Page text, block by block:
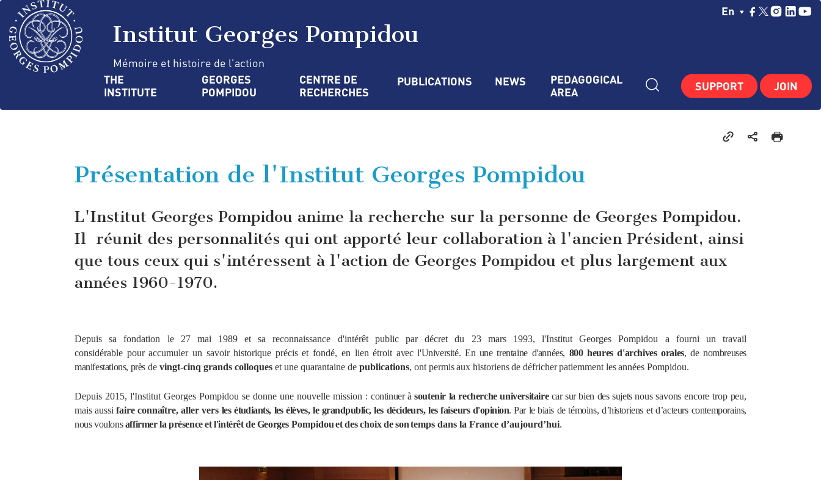
Skip
main
content
Choisissez Votre
En
Institut Georges Pompidou
Mémoire et histoire de l'action
Navigation
principale
THE
INSTITUTE
GEORGES
POMPIDOU
CENTRE DE
RECHERCHES
PUBLICATIONS NEWS
PEDAGOGICAL
AREA
SUPPORT JOIN
Présentation de l'Institut Georges Pompidou
L'Institut Georges Pompidou anime la recherche sur la personne de Georges Pompidou.
Il réunit des personnalités qui ont apporté leur collaboration à l'ancien Président, ainsi
que tous ceux qui s'intéressent à l'action de Georges Pompidou et plus largement aux
années 1960-1970.
Depuis sa fondation le 27 mai 1989 et sa reconnaissance d'intérêt public par décret du 23 mars 1993, l'Institut Georges Pompidou a fourni un travail
considérable pour accumuler un savoir historique précis et fondé, en lien étroitavec l'Université. En une trentaine d'années, 800 heures d'archives orales, de nombreuses
manifestations, près de vingt-cinq grands colloqueset une quarantaine de publications, ont permis aux historiens de défricher patiemment les années Pompidou.
Depuis 2015, l'Institut Georges Pompidou se donne une nouvelle mission : continuer àsoutenir la recherche universitaire car sur bien des sujetsnous savons encore trop peu,
mais aussi faire connaître, aller vers les étudiants,les élèves,le grandpublic, les décideurs, les faiseurs d'opinion. Par le biais detémoins, d’historiens et d’acteurs contemporains,
nous voulonsaffirmer la présence et l'intérêt de Georges Pompidouetdeschoixdesontemps dans la France d’aujourd’hui.
Cookies management panel